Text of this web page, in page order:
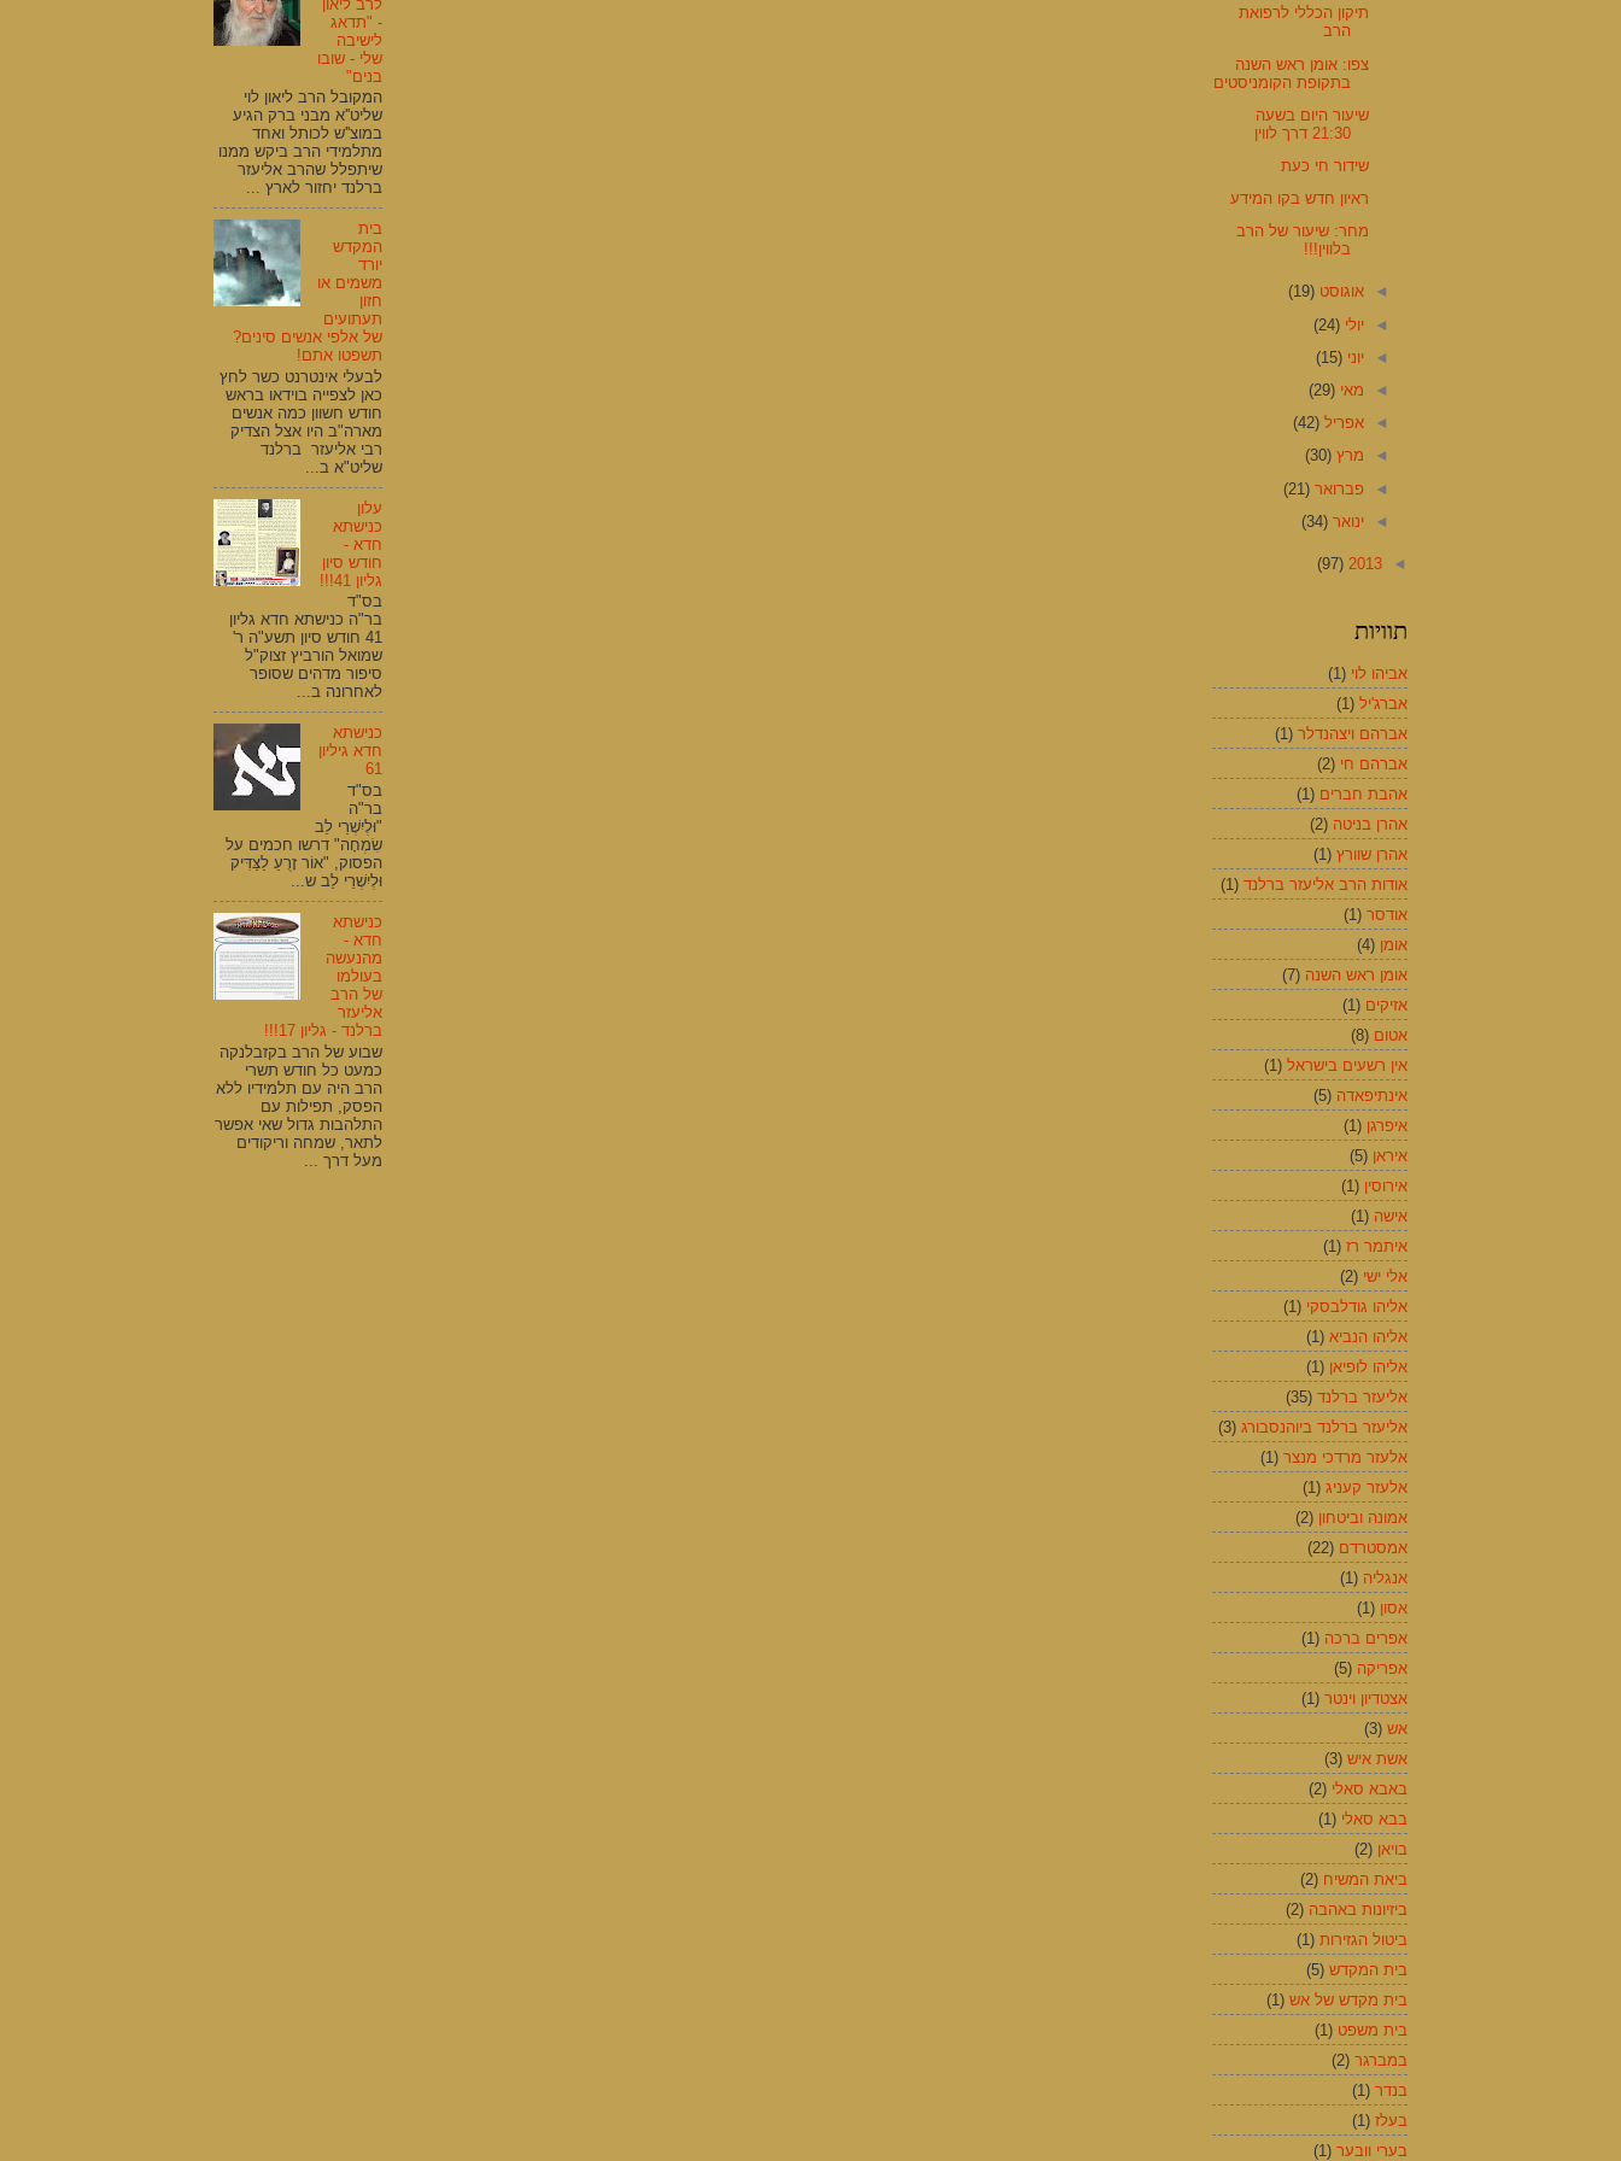
לרב ליאון
- "תדאג
לישיבה
שלי - שובו
בנים"
המקובל הרב ליאון לוי
שליט''א מבני ברק הגיע
במוצ''ש לכותל ואחד
מתלמידי הרב ביקש ממנו
שיתפלל שהרב אליעזר
ברלנד יחזור לארץ ...
בית
המקדש
יורד
משמים או
חזון
תעתועים
של אלפי אנשים סינים?
תשפטו אתם!
לבעלי אינטרנט כשר לחץ
כאן לצפייה בוידאו בראש
חודש חשוון כמה אנשים
מארה"ב היו אצל הצדיק
רבי אליעזר ברלנד
שליט"א ב...
עלון
כנישתא
חדא -
חודש סיון
גליון 41!!!
בס"ד
בר"ה כנישתא חדא גליון
41 חודש סיון תשע"ה ר'
שמואל הורביץ זצוק"ל
סיפור מדהים שסופר
לאחרונה ב...
כנישתא
חדא גיליון
61
בס"ד
בר"ה
"וּלְיִשְׁרֵי לֵב
שִׂמְחָה" דרשו חכמים על
הפסוק, "אוֹר זָרֻעַ לַצַּדִּיק
וּלְיִשְׁרֵי לֵב ש...
כנישתא
חדא -
מהנעשה
בעולמו
של הרב
אליעזר
ברלנד - גליון 17!!!
שבוע של הרב בקזבלנקה
כמעט כל חודש תשרי
הרב היה עם תלמידיו ללא
הפסק, תפילות עם
התלהבות גדול שאי אפשר
לתאר, שמחה וריקודים
מעל דרך ...
תיקון הכללי לרפואת
הרב
צפו: אומן ראש השנה
בתקופת הקומניסטים
שיעור היום בשעה
21:30 דרך לווין
שידור חי כעת
ראיון חדש בקו המידע
מחר: שיעור של הרב
בלווין!!!
◄אוגוסט(19)
◄יולי(24)
◄יוני(15)
◄ מאי(29)
◄אפריל(42)
◄ מרץ(30)
◄ פברואר(21)
◄ינואר(34)
◄
2013
(97)
תוויות
אביהו לוי (1)
אברג'יל (1)
אברהם ויצהנדלר (1)
אברהם חי (2)
אהבת חברים (1)
אהרן בניטה (2)
אהרן שוורץ (1)
אודות הרב אליעזר ברלנד (1)
אודסר (1)
אומן (4)
אומן ראש השנה (7)
אזיקים (1)
אטום (8)
אין רשעים בישראל (1)
אינתיפאדה (5)
איפרגן (1)
איראן (5)
אירוסין (1)
אישה (1)
איתמר רז (1)
אלי ישי (2)
אליהו גודלבסקי (1)
אליהו הנביא (1)
אליהו לופיאן (1)
אליעזר ברלנד (35)
אליעזר ברלנד ביוהנסבורג (3)
אלעזר מרדכי מנצר (1)
אלעזר קעניג (1)
אמונה וביטחון (2)
אמסטרדם (22)
אנגליה (1)
אסון (1)
אפרים ברכה (1)
אפריקה (5)
אצטדיון וינטר (1)
אש (3)
אשת איש (3)
באבא סאלי (2)
בבא סאלי (1)
בויאן (2)
ביאת המשיח (2)
ביזיונות באהבה (2)
ביטול הגזירות (1)
בית המקדש (5)
בית מקדש של אש (1)
בית משפט (1)
במברגר (2)
בנדר (1)
בעלז (1)
בערי וובער (1)